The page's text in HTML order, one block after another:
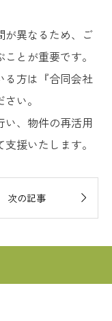
が異なるため、ご
とが重要です。
る方は『合同会社
い。
、物件の再活用
援いたします。
次の記事 